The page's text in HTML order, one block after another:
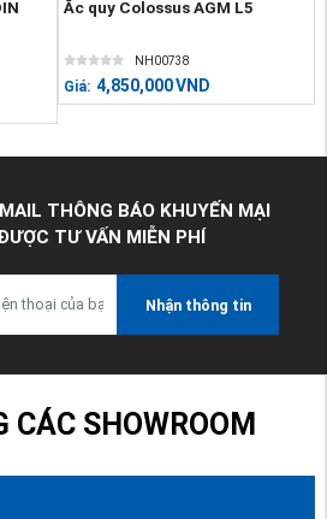
Ắc quy Colossus AGM L5
NH00738
Giá: 4,850,000VND
THÔNG BÁO KHUYẾN MẠI
TƯ VẤN MIỄN PHÍ
Nhận thông tin
CÁC SHOWROOM